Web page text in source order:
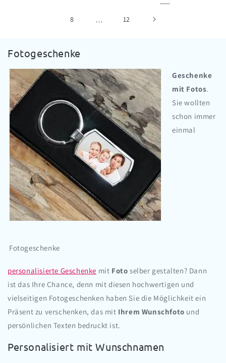
8 … 12
K
t
e
g
o
r
i
e
:
Fotogeschenke
Fotogeschenke
Geschenke
mit Fotos.
Sie wollten
schon immer
einmal
personalisierte Geschenke mit Foto selber gestalten? Dann
ist das Ihre Chance, denn mit diesen hochwertigen und
vielseitigen Fotogeschenken haben Sie die Möglichkeit ein
Präsent zu verschenken, das mit Ihrem Wunschfoto und
persönlichen Texten bedruckt ist.
Personalisiert mit Wunschnamen